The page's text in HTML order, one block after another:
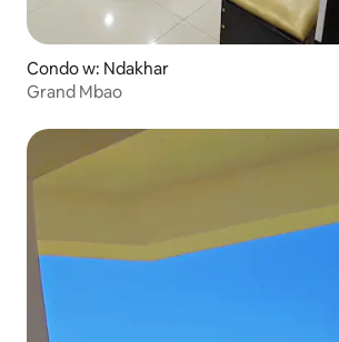
Condo w: Ndakhar
Grand Mbao